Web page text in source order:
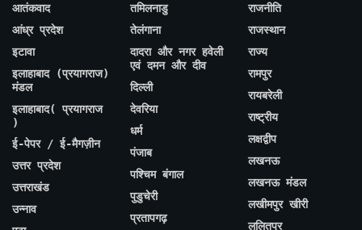
आतंकवाद
आंध्र प्रदेश
इटावा
इलाहाबाद (प्रयागराज)
मंडल
इलाहाबाद( प्रयागराज
)
ई-पेपर / ई-मैगज़ीन
उत्तर प्रदेश
उत्तराखंड
उन्नाव
तमिलनाडु
तेलंगाना
दादरा और नगर हवेली
एवं दमन और दीव
दिल्ली
देवरिया
धर्म
पंजाब
पश्चिम बंगाल
पुडुचेरी
प्रतापगढ़
राजनीति
राजस्थान
राज्य
रामपुर
रायबरेली
राष्ट्रीय
लक्षद्वीप
लखनऊ
लखनऊ मंडल
लखीमपुर खीरी
ललितपुर